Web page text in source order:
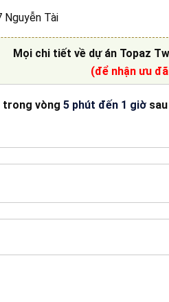
Nguyễn Tài
Mọi chi tiết về dự án Topaz
(để nhận ưu
trong vòng 5 phút đến 1 giờ